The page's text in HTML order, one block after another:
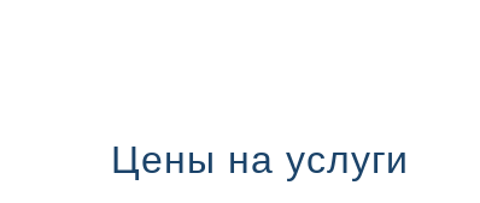
Цены на услуги